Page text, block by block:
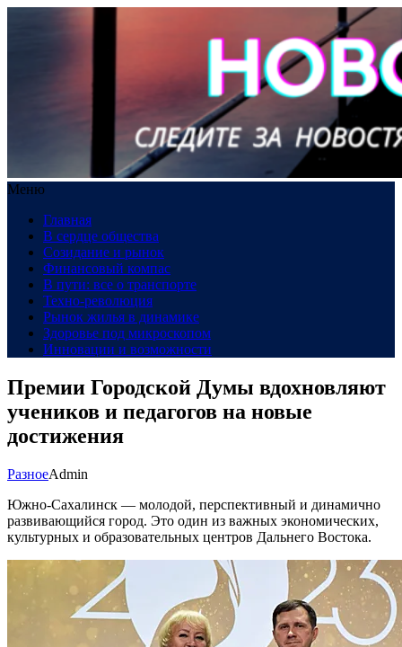
Меню
Главная
В сердце общества
Созидание и рынок
Финансовый компас
В пути: все о транспорте
Техно-революция
Рынок жилья в динамике
Здоровье под микроскопом
Инновации и возможности
Премии Городской Думы вдохновляют
учеников и педагогов на новые
достижения
РазноеAdmin
Южно-Сахалинск — молодой, перспективный и динамично
развивающийся город. Это один из важных экономических,
культурных и образовательных центров Дальнего Востока.